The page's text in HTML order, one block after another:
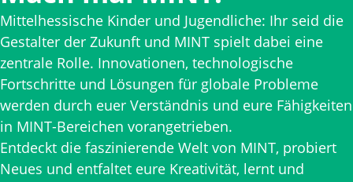
Mittelhessische Kinder und Jugendliche: Ihr seid die
Gestalter der Zukunft und MINT spielt dabei eine
zentrale Rolle. Innovationen, technologische
Fortschritte und Lösungen für globale Probleme
werden durch euer Verständnis und eure Fähigkeiten
in MINT-Bereichen vorangetrieben.
Entdeckt die faszinierende Welt von MINT, probiert
Neues und entfaltet eure Kreativität, lernt und